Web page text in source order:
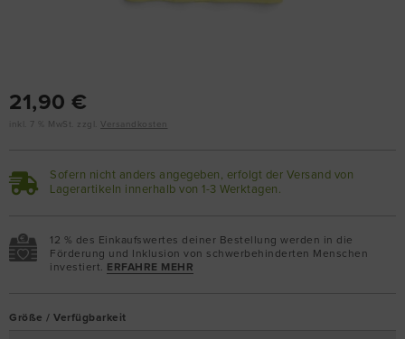
21,90 €
inkl. 7 % MwSt. zzgl. Versandkosten
Sofern nicht anders angegeben, erfolgt der Versand von
Lagerartikeln innerhalb von 1-3 Werktagen.
12 % des Einkaufswertes deiner Bestellung werden in die
Förderung und Inklusion von schwerbehinderten Menschen
investiert. ERFAHRE MEHR
Größe / Verfügbarkeit